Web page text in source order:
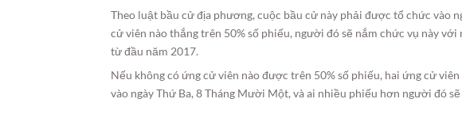
Theo luật bầu cử địa phương, cuộc bầu cử này phải được tổ chức vào
cử viên nào thắng trên 50% số phiếu, người đó sẽ nắm chức vụ này
từ đầu năm 2017.
Nếu không có ứng cử viên nào được trên 50% số phiếu, hai ứng cử
vào ngày Thứ Ba, 8 Tháng Mười Một, và ai nhiều phiếu hơn người đó